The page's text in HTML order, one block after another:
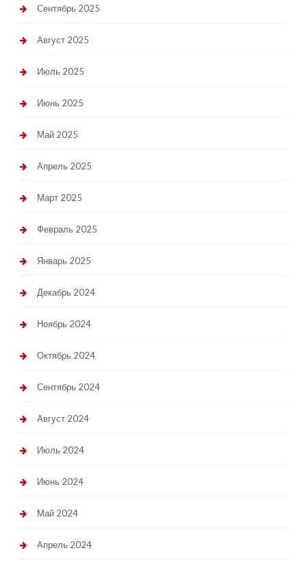
Сентябрь 2025
Август 2025
Июль 2025
Июнь 2025
Май 2025
Апрель 2025
Март 2025
Февраль 2025
Январь 2025
Декабрь 2024
Ноябрь 2024
Октябрь 2024
Сентябрь 2024
Август 2024
Июль 2024
Июнь 2024
Май 2024
Апрель 2024